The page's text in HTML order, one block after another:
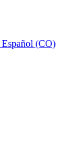
Español (CO)